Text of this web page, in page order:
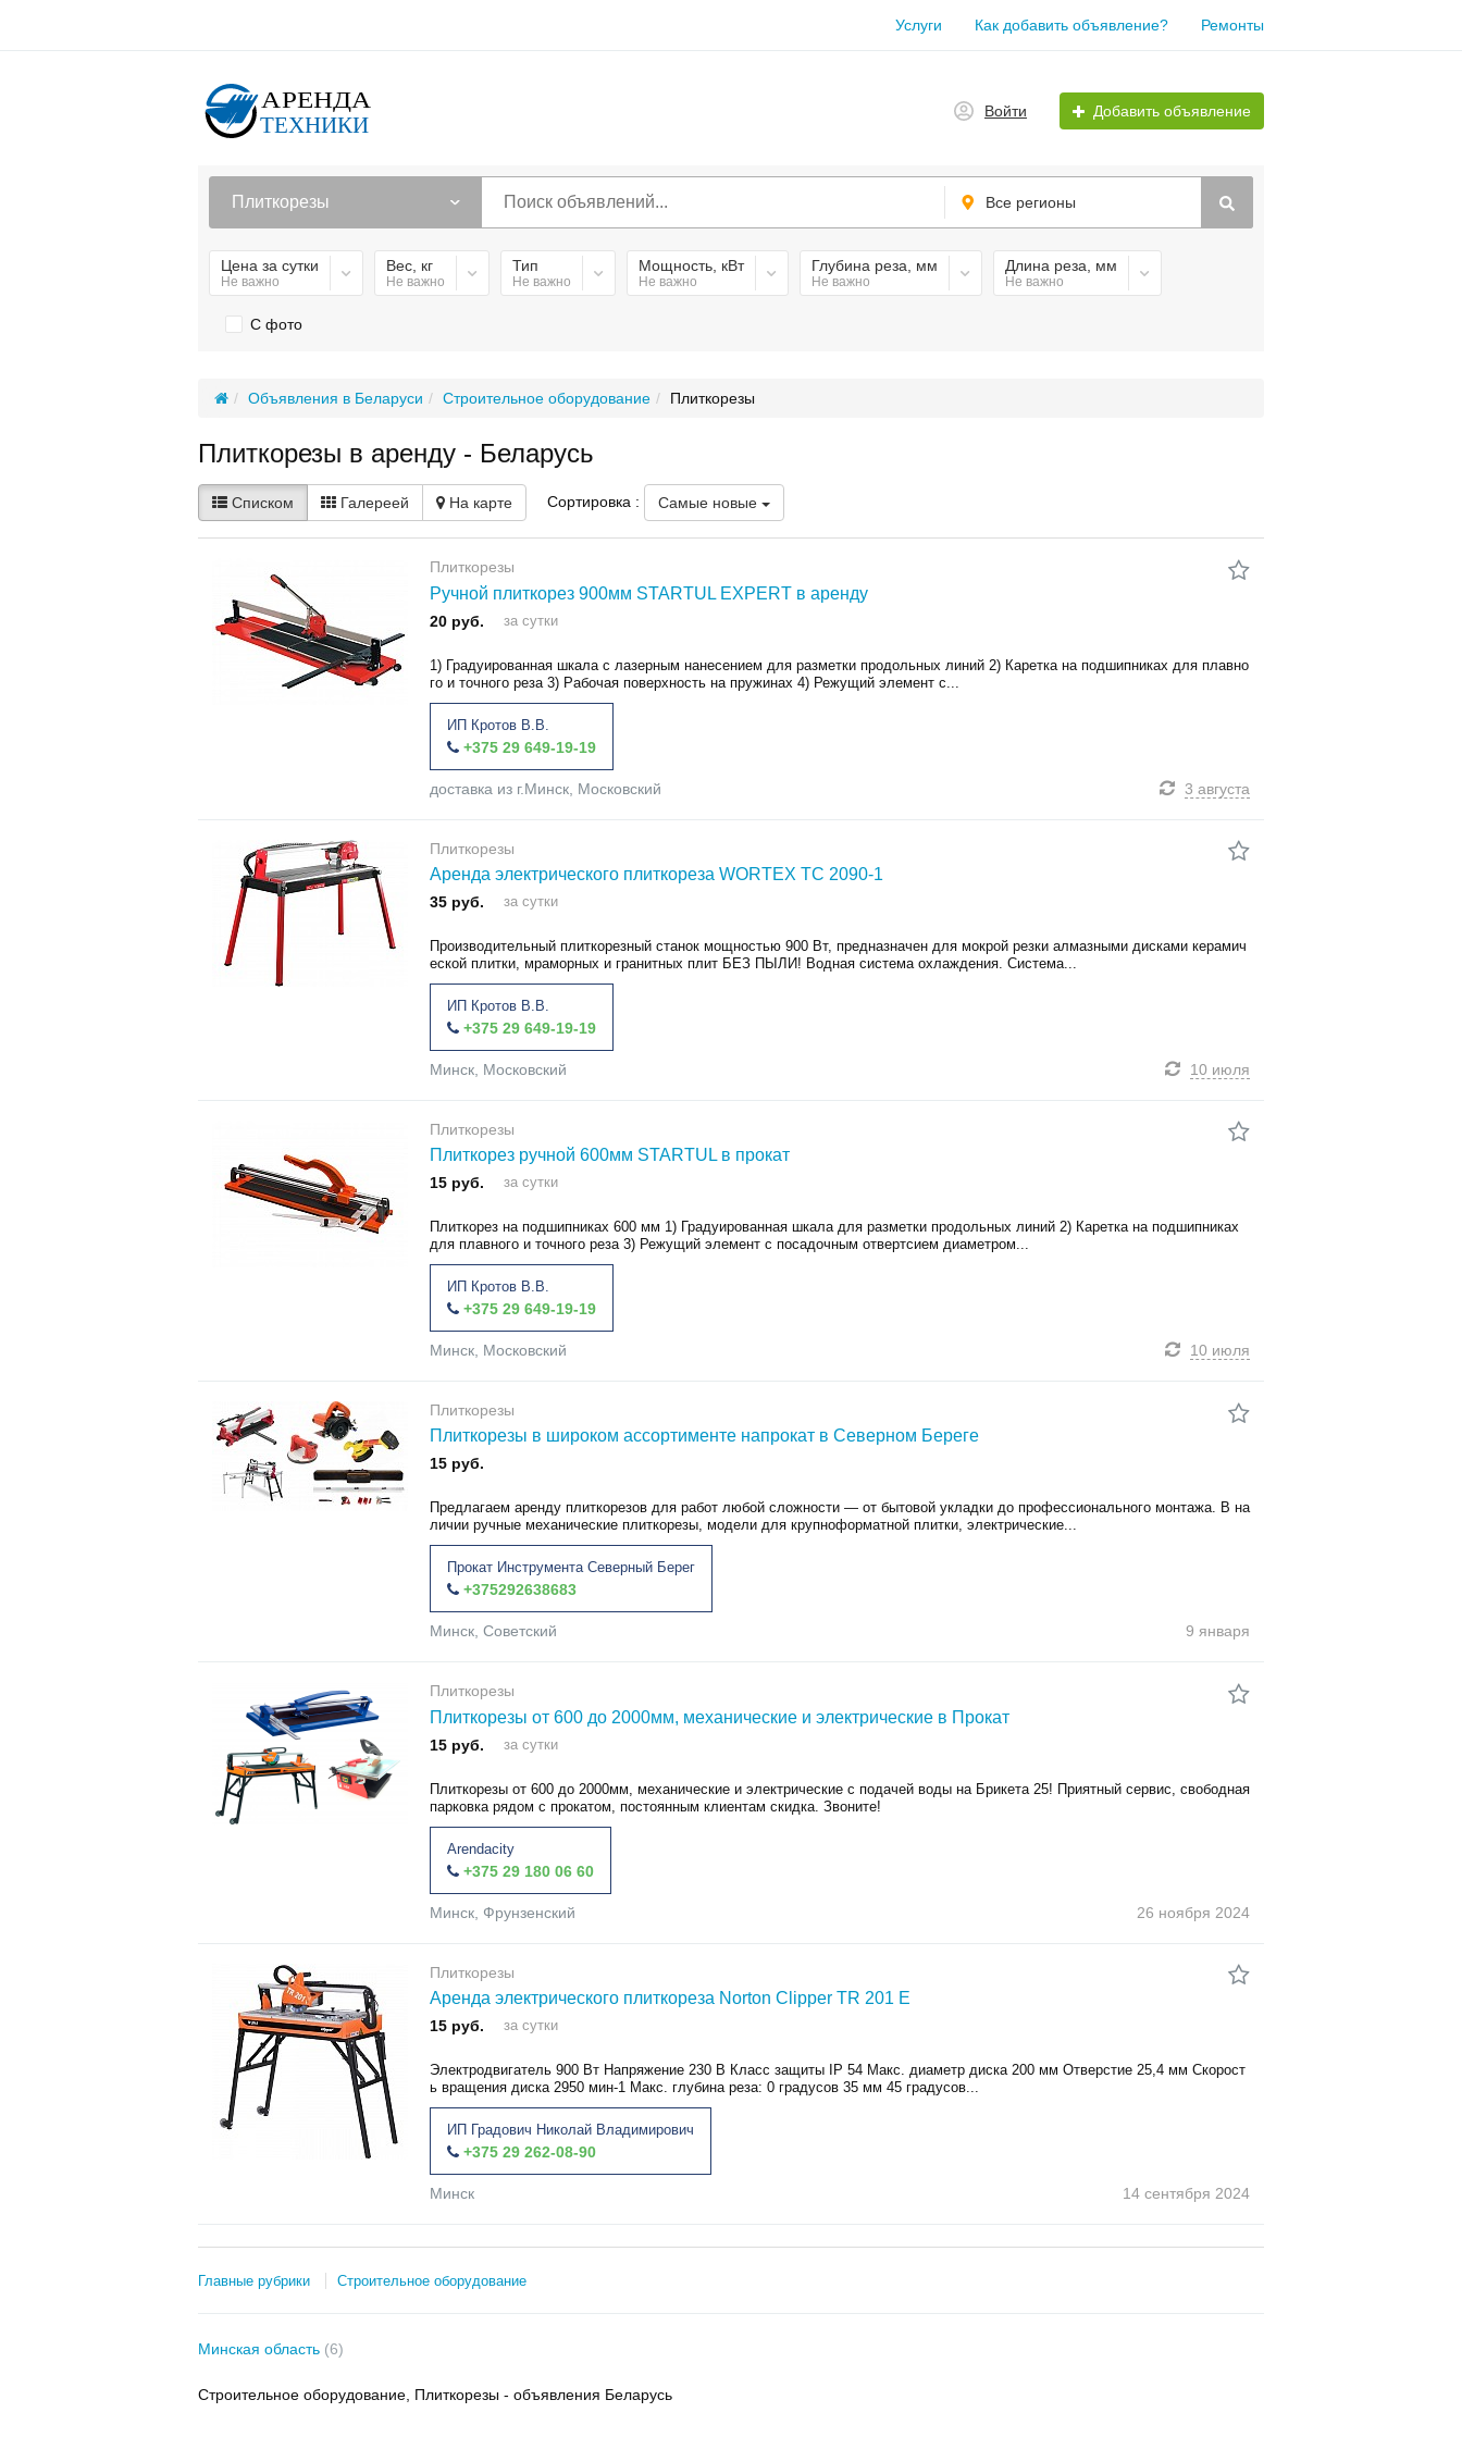
Услуги Как добавить объявление? Ремонты
Войти Добавить объявление
Плиткорезы Все регионы
Цена за сутки
Не важно
Вес, кг
Не важно
Тип
Не важно
Мощность, кВт
Не важно
Глубина реза, мм
Не важно
Длина реза, мм
Не важно
С фото
Объявления в Беларуси Строительное оборудование Плиткорезы
Плиткорезы в аренду - Беларусь
Списком Галереей На карте Сортировка : Самые новые
Плиткорезы
Ручной плиткорез 900мм STARTUL EXPERT в аренду
20 руб. за сутки
1) Градуированная шкала с лазерным нанесением для разметки продольных линий 2) Каретка на подшипниках для плавно
го и точного реза 3) Рабочая поверхность на пружинах 4) Режущий элемент с...
ИП Кротов В.В.
+375 29 649-19-19
доставка из г.Минск, Московский 3 августа
Плиткорезы
Аренда электрического плиткореза WORTEX TC 2090-1
35 руб. за сутки
Производительный плиткорезный станок мощностью 900 Вт, предназначен для мокрой резки алмазными дисками керамич
еской плитки, мраморных и гранитных плит БЕЗ ПЫЛИ! Водная система охлаждения. Система...
ИП Кротов В.В.
+375 29 649-19-19
Минск, Московский 10 июля
Плиткорезы
Плиткорез ручной 600мм STARTUL в прокат
15 руб. за сутки
Плиткорез на подшипниках 600 мм 1) Градуированная шкала для разметки продольных линий 2) Каретка на подшипниках
для плавного и точного реза 3) Режущий элемент с посадочным отвертсием диаметром...
ИП Кротов В.В.
+375 29 649-19-19
Минск, Московский 10 июля
Плиткорезы
Плиткорезы в широком ассортименте напрокат в Северном Береге
15 руб.
Предлагаем аренду плиткорезов для работ любой сложности — от бытовой укладки до профессионального монтажа. В на
личии ручные механические плиткорезы, модели для крупноформатной плитки, электрические...
Прокат Инструмента Северный Берег
+375292638683
Минск, Советский 9 января
Плиткорезы
Плиткорезы от 600 до 2000мм, механические и электрические в Прокат
15 руб. за сутки
Плиткорезы от 600 до 2000мм, механические и электрические с подачей воды на Брикета 25! Приятный сервис, свободная
парковка рядом с прокатом, постоянным клиентам скидка. Звоните!
Arendacity
+375 29 180 06 60
Минск, Фрунзенский 26 ноября 2024
Плиткорезы
Аренда электрического плиткореза Norton Clipper TR 201 E
15 руб. за сутки
Электродвигатель 900 Вт Напряжение 230 В Класс защиты IP 54 Макс. диаметр диска 200 мм Отверстие 25,4 мм Скорост
ь вращения диска 2950 мин-1 Макс. глубина реза: 0 градусов 35 мм 45 градусов...
ИП Градович Николай Владимирович
+375 29 262-08-90
Минск 14 сентября 2024
Главные рубрики Строительное оборудование
Минская область (6)
Строительное оборудование, Плиткорезы - объявления Беларусь